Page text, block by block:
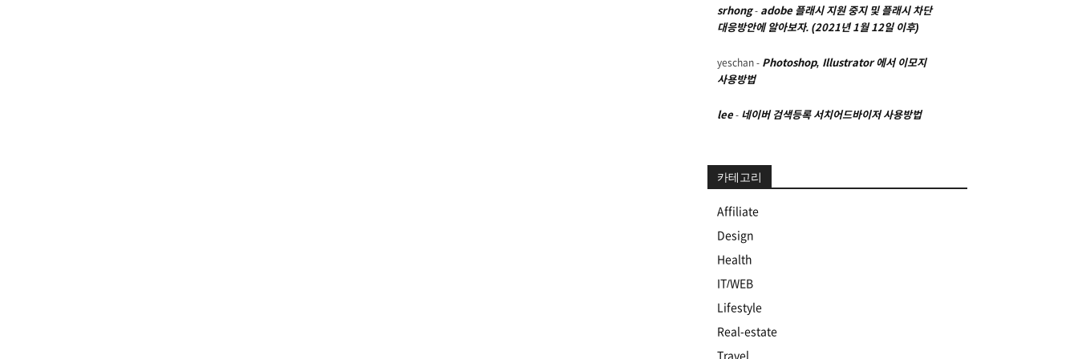
srhong- adobe 플래시 지원 중지 및 플래시 차단
대응방안에 알아보자. (2021년 1월 12일 이후)
yeschan - Photoshop, Illustrator 에서 이모지
사용방법
lee - 네이버 검색등록 서치어드바이저 사용방법
카테고리
Affiliate
Design
Health
IT/WEB
Lifestyle
Real-estate
Travel